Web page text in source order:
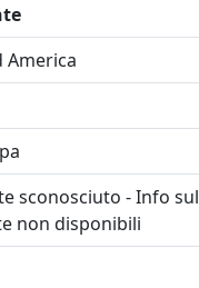
America
sconosciuto - Info sul
non disponibili